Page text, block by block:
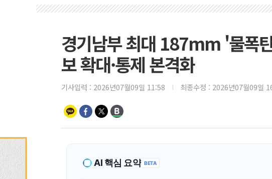
경기남부 최대 187mm '물폭
보 확대·통제 본격화
기사입력 : 2026년07월09일 11:58 최종수정 : 2026년07월09일
AI 핵심 요약 BETA